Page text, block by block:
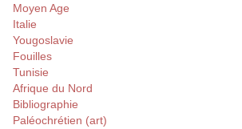
Moyen Age
Italie
Yougoslavie
Fouilles
Tunisie
Afrique du Nord
Bibliographie
Paléochrétien (art)